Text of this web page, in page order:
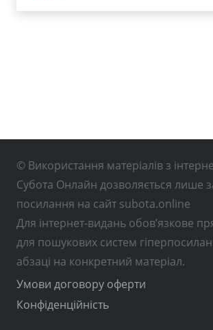
© Використання матеріалів з
Субота Онлайн дозволяється лише
посилання на сайт subota.online
Для інтернет-видань обов’язкове
для пошукових систем
абзаці на конкретний матеріал.
Умови договору оферти
Конфіденційність